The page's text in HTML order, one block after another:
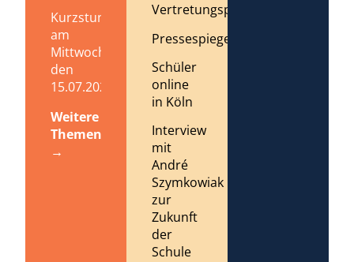
Kurzstundenregelung
am
Mittwoch,
den
15.07.2026
Weitere
Themen
→
Vertretungsplan
Pressespiegel
Schüler
online
in Köln
Interview
mit
André
Szymkowiak
zur
Zukunft
der
Schule